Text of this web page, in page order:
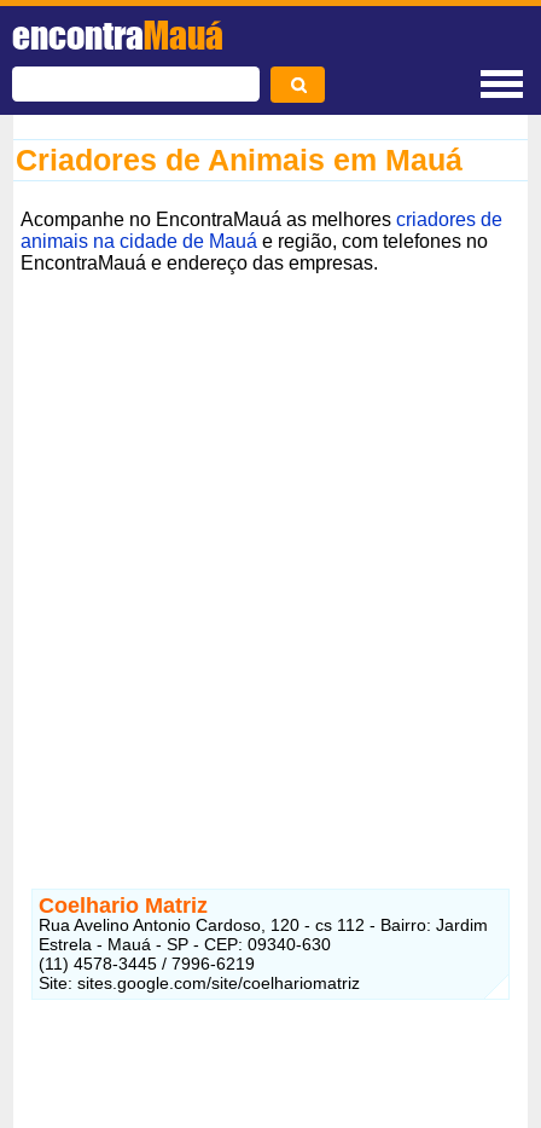
encontraMauá
Criadores de Animais em Mauá
Acompanhe no EncontraMauá as melhorescriadores de
animais na cidade de Mauá e região, com telefones no
EncontraMauá e endereço das empresas.
Coelhario Matriz
Rua Avelino Antonio Cardoso, 120 - cs 112 - Bairro: Jardim
Estrela - Mauá - SP - CEP: 09340-630
(11) 4578-3445 / 7996-6219
Site: sites.google.com/site/coelhariomatriz